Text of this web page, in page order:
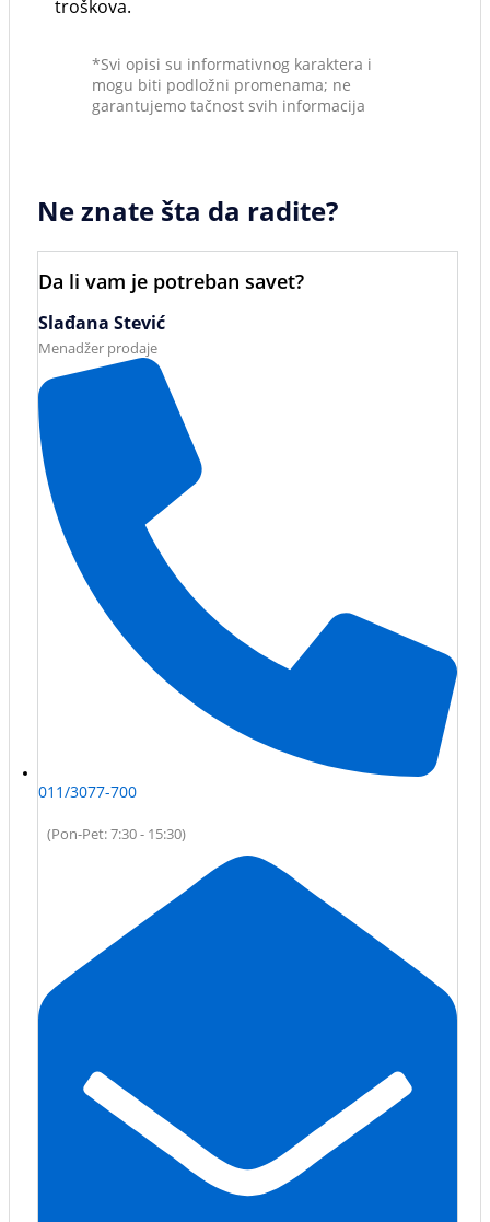
troškova.
*Svi opisi su informativnog karaktera i
mogu biti podložni promenama; ne
garantujemo tačnost svih informacija
Ne znate šta da radite?
Da li vam je potreban savet?
Slađana Stević
Menadžer prodaje
011/3077-700
(Pon-Pet: 7:30 - 15:30)